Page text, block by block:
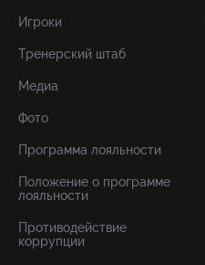
Игроки
Тренерский штаб
Медиа
Фото
Программа лояльности
Положение о программе
лояльности
Противодействие
коррупции